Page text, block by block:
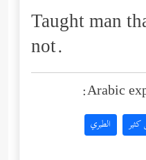
Taught man
not.
Arabic
كثير الطبري